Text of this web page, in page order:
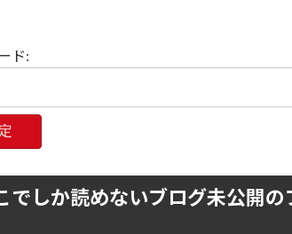
ド:
でしか読めないブログ未公開